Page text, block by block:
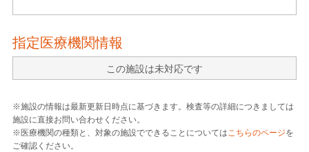
指定医療機関情報
この施設は未対応です
※施設の情報は最新更新日時点に基づきます。検査等の詳細につきましては
施設に直接お問い合わせください。
※医療機関の種類と、対象の施設でできることについてはこちらのページを
ご確認ください。